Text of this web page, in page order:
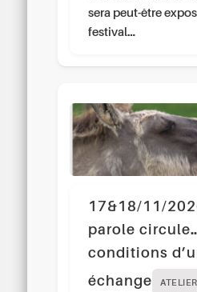
sera peut-être
festival…
17&18/11/
parole
conditions
échange
ATELIER